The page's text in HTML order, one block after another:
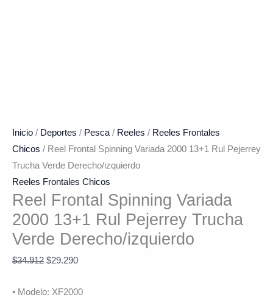
Inicio / Deportes / Pesca/ Reeles / Reeles Frontales
Chicos / Reel Frontal Spinning Variada 2000 13+1 Rul Pejerrey
Trucha Verde Derecho/izquierdo
Reeles Frontales Chicos
Reel Frontal Spinning Variada
2000 13+1 Rul Pejerrey Trucha
Verde Derecho/izquierdo
$34.912 $29.290
• Modelo: XF2000